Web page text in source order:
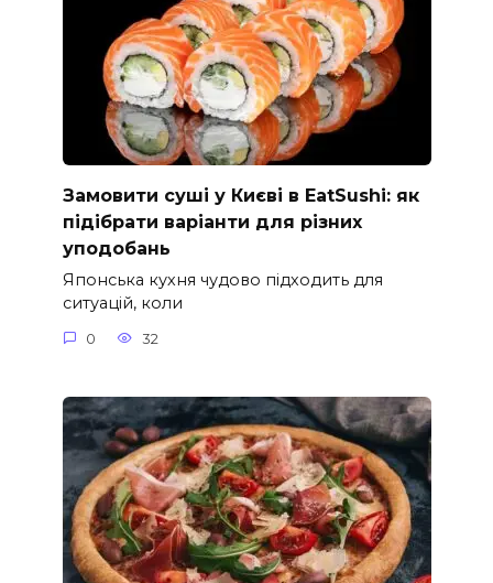
Замовити суші у Києві в EatSushi: як
підібрати варіанти для різних
уподобань
Японська кухня чудово підходить для
ситуацій, коли
0 32